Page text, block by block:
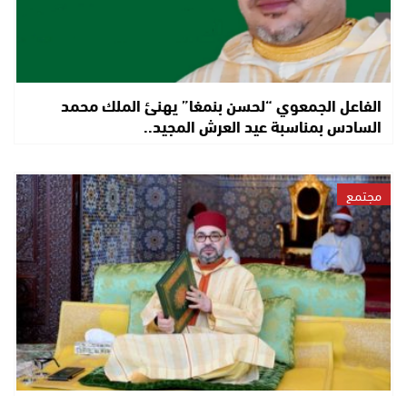
الفاعل الجمعوي “لحسن بنمغا” يهنئ الملك محمد
السادس بمناسبة عيد العرش المجيد..
مجتمع